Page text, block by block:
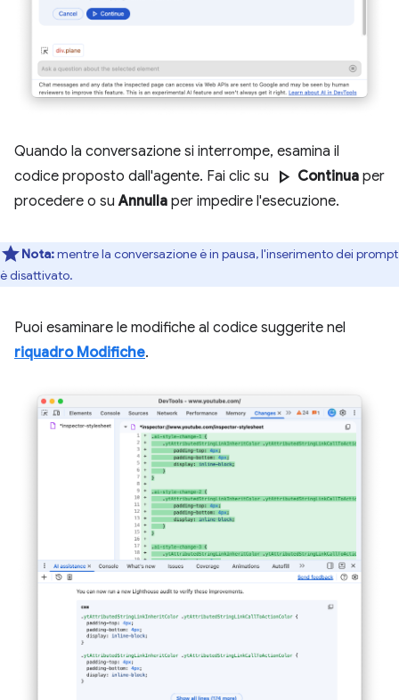
Quando la conversazione si interrompe, esamina il
codice proposto dall'agente. Fai clic su
play_arrow Continua per
procedere o suAnnulla per impedire l'esecuzione.
Nota:mentre la conversazione è in pausa, l'inserimento dei prompt
è disattivato.
Puoi esaminare le modifiche al codice suggerite nel
riquadro Modifiche.